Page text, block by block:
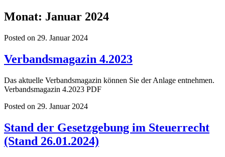
Monat: Januar 2024
Posted on 29. Januar 2024
Verbandsmagazin 4.2023
Das aktuelle Verbandsmagazin können Sie der Anlage entnehmen.
Verbandsmagazin 4.2023 PDF
Posted on 29. Januar 2024
Stand der Gesetzgebung im Steuerrecht
(Stand 26.01.2024)